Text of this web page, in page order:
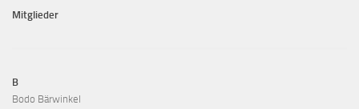
Mitglieder
B
Bodo Bärwinkel